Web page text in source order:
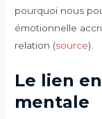
pourquoi nous
émotionnelle
relation (source).
Le lien
mentale